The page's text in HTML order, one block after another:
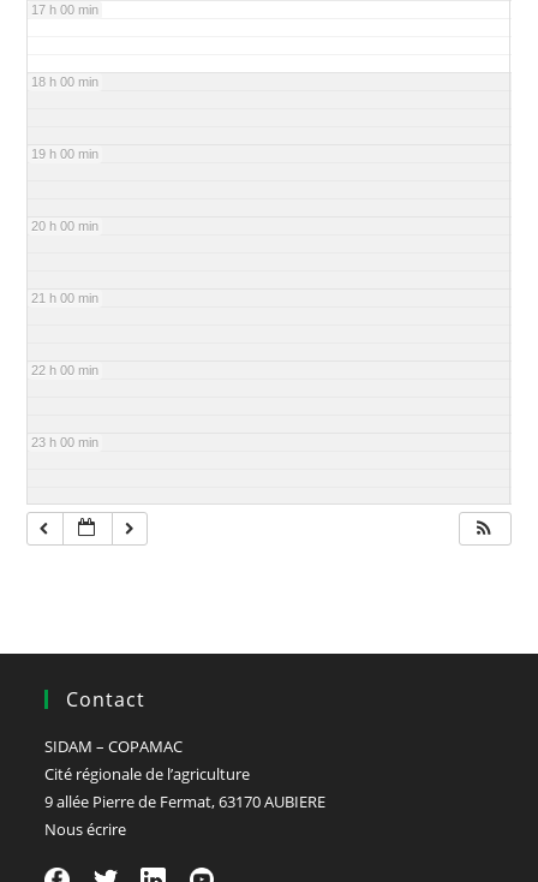
17 h 00 min
18 h 00 min
19 h 00 min
20 h 00 min
21 h 00 min
22 h 00 min
23 h 00 min
Contact
SIDAM – COPAMAC
Cité régionale de l’agriculture
9 allée Pierre de Fermat, 63170 AUBIERE
Nous écrire